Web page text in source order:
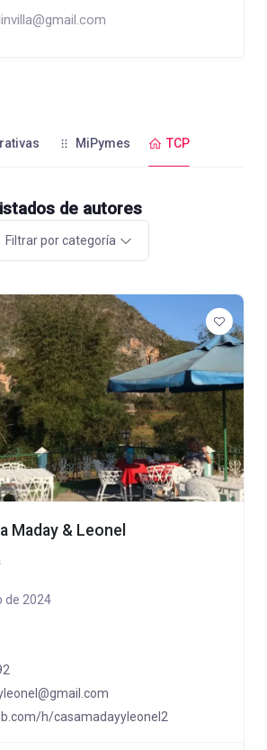
MiPymes TCP
de autores
Filtrar por categoría
Maday & Leonel
de 2024
h/casamadayyleonel2